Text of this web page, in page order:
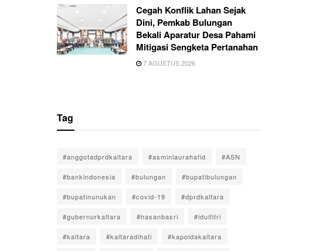
Cegah Konflik Lahan Sejak
Dini, Pemkab Bulungan
Bekali Aparatur Desa Pahami
Mitigasi Sengketa Pertanahan
7 AGUSTUS 2026
Tag
#anggotadprdkaltara #asminlaurahafid #ASN
#bankindonesia #bulungan #bupatibulungan
#bupatinunukan #covid-19 #dprdkaltara
#gubernurkaltara #hasanbasri #idulfitri
#kaltara #kaltaradihati #kapoldakaltara